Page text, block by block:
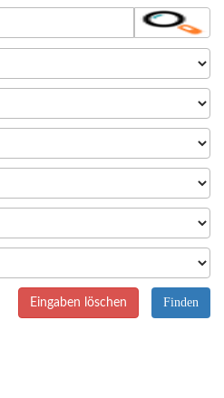
Eingaben löschen